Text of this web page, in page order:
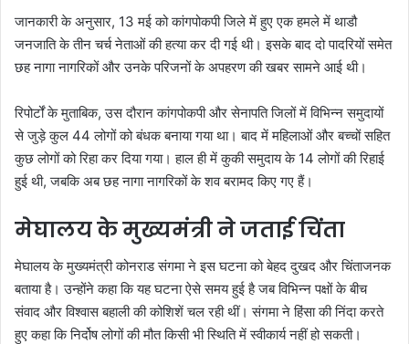
जानकारी के अनुसार, 13 मई को कांगपोकपी जिले में हुए एक हमले में थाडौ
जनजाति के तीन चर्च नेताओं की हत्या कर दी गई थी। इसके बाद दो पादरियों समेत
छह नागा नागरिकों और उनके परिजनों के अपहरण की खबर सामने आई थी।
रिपोर्टों के मुताबिक, उस दौरान कांगपोकपी और सेनापति जिलों में विभिन्न समुदायों
से जुड़े कुल 44 लोगों को बंधक बनाया गया था। बाद में महिलाओं और बच्चों सहित
कुछ लोगों को रिहा कर दिया गया। हाल ही में कुकी समुदाय के 14 लोगों की रिहाई
हुई थी, जबकि अब छह नागा नागरिकों के शव बरामद किए गए हैं।
मेघालय के मुख्यमंत्री ने जताई चिंता
मेघालय के मुख्यमंत्री कोनराड संगमा ने इस घटना को बेहद दुखद और चिंताजनक
बताया है। उन्होंने कहा कि यह घटना ऐसे समय हुई है जब विभिन्न पक्षों के बीच
संवाद और विश्वास बहाली की कोशिशें चल रही थीं। संगमा ने हिंसा की निंदा करते
हुए कहा कि निर्दोष लोगों की मौत किसी भी स्थिति में स्वीकार्य नहीं हो सकती।